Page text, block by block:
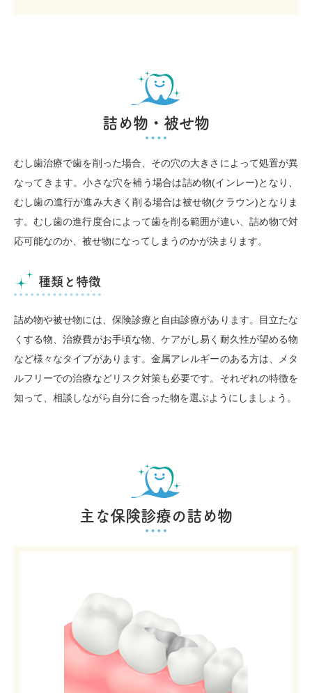
詰め物・被せ物
むし歯治療で歯を削った場合、その穴の大きさによって処置が異
なってきます。小さな穴を補う場合は詰め物(インレー)となり、
むし歯の進行が進み大きく削る場合は被せ物(クラウン)となりま
す。むし歯の進行度合によって歯を削る範囲が違い、詰め物で対
応可能なのか、被せ物になってしまうのかが決まります。
種類と特徴
詰め物や被せ物には、保険診療と自由診療があります。目立たな
くする物、治療費がお手頃な物、ケアがし易く耐久性が望める物
など様々なタイプがあります。金属アレルギーのある方は、メタ
ルフリーでの治療などリスク対策も必要です。それぞれの特徴を
知って、相談しながら自分に合った物を選ぶようにしましょう。
主な保険診療の詰め物